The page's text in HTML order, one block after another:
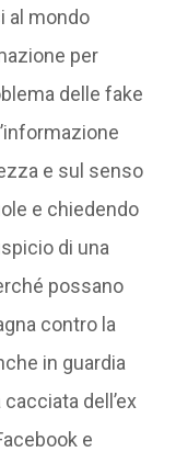
al mondo
per
delle fake
e sul senso
e chiedendo
di una
possano
contro la
in guardia
dell’ex
e